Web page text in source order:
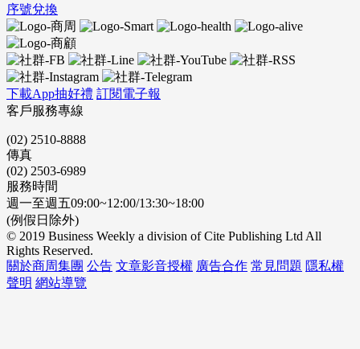
序號兌換
下載App抽好禮 訂閱電子報
客戶服務專線
(02) 2510-8888
傳真
(02) 2503-6989
服務時間
週一至週五09:00~12:00/13:30~18:00
(例假日除外)
© 2019 Business Weekly a division of Cite Publishing Ltd All
Rights Reserved.
關於商周集團 公告 文章影音授權 廣告合作 常見問題 隱私權
聲明 網站導覽